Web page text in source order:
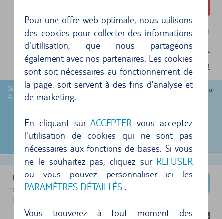
Pour une offre web optimale, nous utilisons
des cookies pour collecter des informations
d'utilisation, que nous partageons
également avec nos partenaires. Les cookies
sont soit nécessaires au fonctionnement de
la page, soit servent à des fins d'analyse et
de marketing.
En cliquant surACCEPTER vous acceptez
l'utilisation de cookies qui ne sont pas
nécessaires aux fonctions de bases. Si vous
ne le souhaitez pas, cliquez sur REFUSER
ou vous pouvez personnaliser ici les
PARAMÈTRES DÉTAILLÉS.
Vous trouverez à tout moment des
Annulation gratuite jusqu'à 24 heures avant la location
Sélectionnez un forfait
Conditions d'utilisation
Standard
Aucun avantage supplémentaire
0,00 € +3,69 € par jour
Opel Corsa
ou similaire (Groupe C)
disponible immédiatement